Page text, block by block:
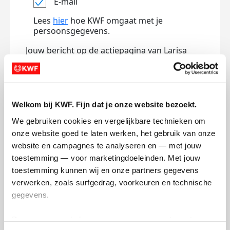
Welkom bij KWF. Fijn dat je onze website bezoekt.
We gebruiken cookies en vergelijkbare technieken om
onze website goed te laten werken, het gebruik van onze
website en campagnes te analyseren en — met jouw
toestemming — voor marketingdoeleinden. Met jouw
toestemming kunnen wij en onze partners gegevens
verwerken, zoals surfgedrag, voorkeuren en technische
gegevens.
Lees hier hoe KWF omgaat met je
persoonsgegevens.
Jouw bericht op de actiepagina van Larisa
Krijtenberg (optioneel)
0/150
Naam die op de pagina verschijnt
Volgende
Volgende